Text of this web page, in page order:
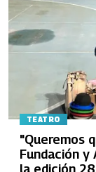
TEATRO
"Queremos
Fundación y
la edición